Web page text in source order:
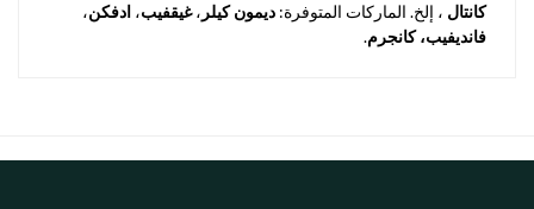
كانتال ، إلخ. الماركات المتوفرة: ديمون كيلر ،غيقفيب، ادفكن،
فانديفيب، كانجرم.